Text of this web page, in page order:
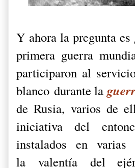
Y ahora la pregunta
primera guerra
participaron al
blanco durante la
de Rusia, varios de
iniciativa del
instalados en
la valentía del